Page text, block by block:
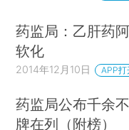
药监局：乙肝药
软化
2014年12月10日 APP打
药监局公布千余
牌在列（附榜）